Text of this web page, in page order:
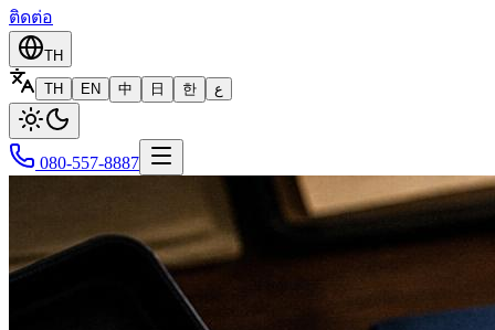
ติดต่อ
TH
TH
EN 中 日 한 ع
080-557-8887